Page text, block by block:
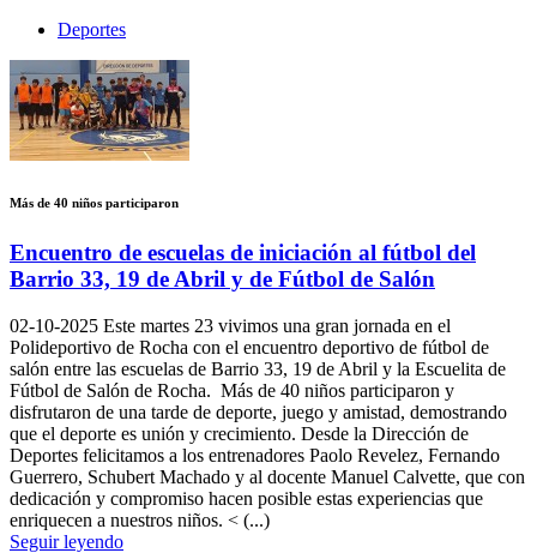
Deportes
Más de 40 niños participaron
Encuentro de escuelas de iniciación al fútbol del
Barrio 33, 19 de Abril y de Fútbol de Salón
02-10-2025 Este martes 23 vivimos una gran jornada en el
Polideportivo de Rocha con el encuentro deportivo de fútbol de
salón entre las escuelas de Barrio 33, 19 de Abril y la Escuelita de
Fútbol de Salón de Rocha. Más de 40 niños participaron y
disfrutaron de una tarde de deporte, juego y amistad, demostrando
que el deporte es unión y crecimiento. Desde la Dirección de
Deportes felicitamos a los entrenadores Paolo Revelez, Fernando
Guerrero, Schubert Machado y al docente Manuel Calvette, que con
dedicación y compromiso hacen posible estas experiencias que
enriquecen a nuestros niños. < (...)
Seguir leyendo